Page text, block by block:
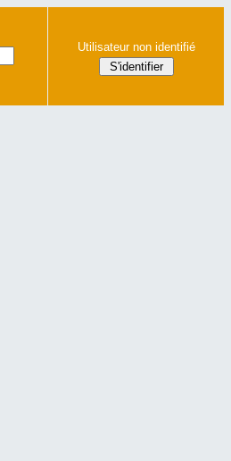
Utilisateur non identifié